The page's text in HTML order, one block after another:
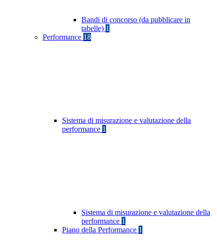
Bandi di concorso (da pubblicare in
tabelle) 1
Performance 18
Sistema di misurazione e valutazione della
performance 1
Sistema di misurazione e valutazione della
performance 1
Piano della Performance 1